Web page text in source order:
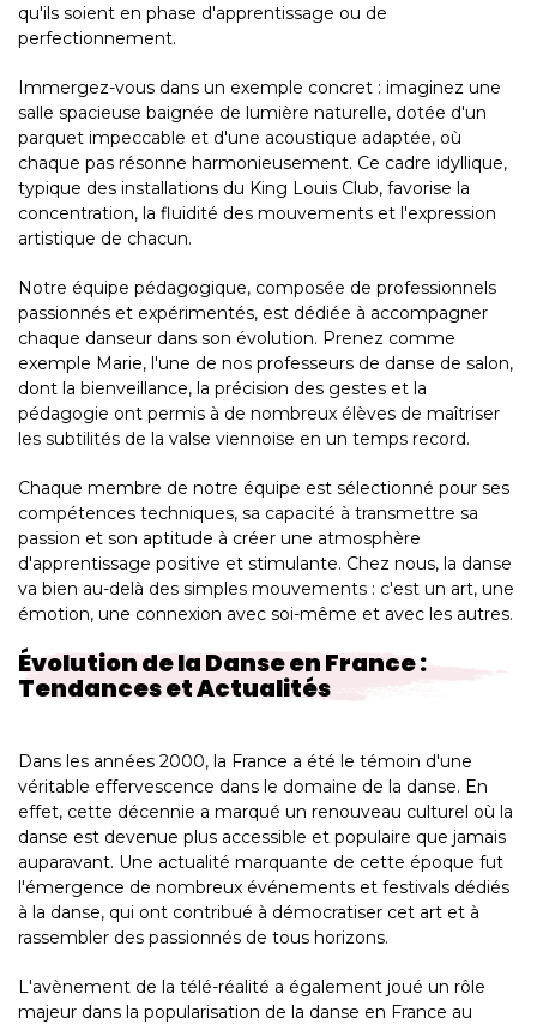
qu'ils soient en phase d'apprentissage ou de
perfectionnement.
Immergez-vous dans un exemple concret : imaginez une
salle spacieuse baignée de lumière naturelle, dotée d'un
parquet impeccable et d'une acoustique adaptée, où
chaque pas résonne harmonieusement. Ce cadre idyllique,
typique des installations du King Louis Club, favorise la
concentration, la fluidité des mouvements et l'expression
artistique de chacun.
Notre équipe pédagogique, composée de professionnels
passionnés et expérimentés, est dédiée à accompagner
chaque danseur dans son évolution. Prenez comme
exemple Marie, l'une de nos professeurs de danse de salon,
dont la bienveillance, la précision des gestes et la
pédagogie ont permis à de nombreux élèves de maîtriser
les subtilités de la valse viennoise en un temps record.
Chaque membre de notre équipe est sélectionné pour ses
compétences techniques, sa capacité à transmettre sa
passion et son aptitude à créer une atmosphère
d'apprentissage positive et stimulante. Chez nous, la danse
va bien au-delà des simples mouvements : c'est un art, une
émotion, une connexion avec soi-même et avec les autres.
Évolution de la Danse en France :
Tendances et Actualités
Dans les années 2000, la France a été le témoin d'une
véritable effervescence dans le domaine de la danse. En
effet, cette décennie a marqué un renouveau culturel où la
danse est devenue plus accessible et populaire que jamais
auparavant. Une actualité marquante de cette époque fut
l'émergence de nombreux événements et festivals dédiés
à la danse, qui ont contribué à démocratiser cet art et à
rassembler des passionnés de tous horizons.
L'avènement de la télé-réalité a également joué un rôle
majeur dans la popularisation de la danse en France au